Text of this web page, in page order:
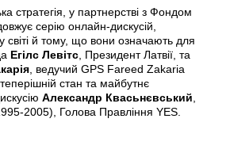
стратегія, у партнерстві з Фондом
серію онлайн-дискусій,
світі й тому, що вони означають для
Егілс Левітс , Президент Латвії, та
, ведучий GPS Fareed Zakaria
стан та майбутнє
Александр Квасьнєвський
2005), Голова Правління YES.